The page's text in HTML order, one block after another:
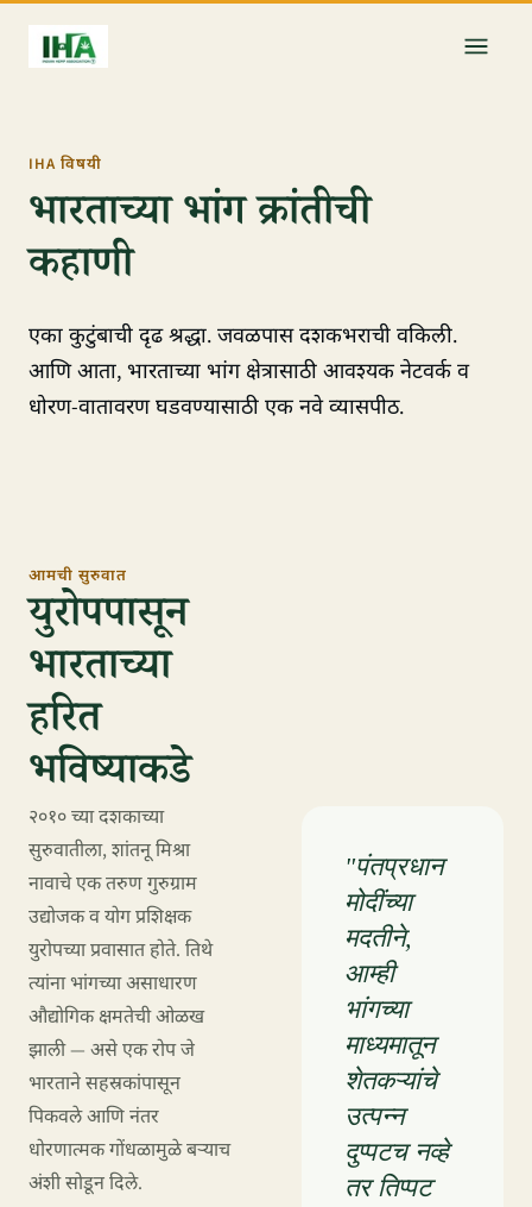
IHA विषयी
भारताच्या भांग क्रांतीची
कहाणी
एका कुटुंबाची दृढ श्रद्धा. जवळपास दशकभराची वकिली.
आणि आता, भारताच्या भांग क्षेत्रासाठी आवश्यक नेटवर्क व
धोरण-वातावरण घडवण्यासाठी एक नवे व्यासपीठ.
आमची सुरुवात
युरोपपासून
भारताच्या
हरित
भविष्याकडे
२०१० च्या दशकाच्या
सुरुवातीला, शांतनू मिश्रा
नावाचे एक तरुण गुरुग्राम
उद्योजक व योग प्रशिक्षक
युरोपच्या प्रवासात होते. तिथे
त्यांना भांगच्या असाधारण
औद्योगिक क्षमतेची ओळख
झाली — असे एक रोप जे
भारताने सहस्रकांपासून
पिकवले आणि नंतर
धोरणात्मक गोंधळामुळे बऱ्याच
अंशी सोडून दिले.
"पंतप्रधान
मोदींच्या
मदतीने,
आम्ही
भांगच्या
माध्यमातून
शेतकऱ्यांचे
उत्पन्न
दुप्पटच नव्हे
तर तिप्पट